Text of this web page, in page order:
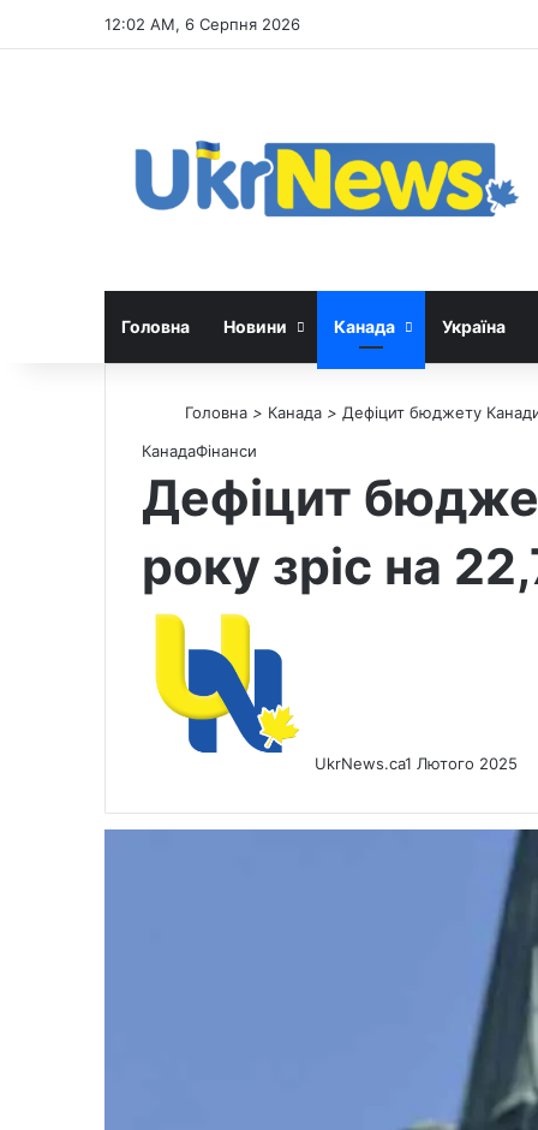
12:02 AM, 6 Серпня 2026
Головна Новини Канада Україна
Головна > Канада > Дефіцит бюджету
КанадаФінанси
Дефіцит
року зріс на
UkrNews.ca1 Лютого 2025